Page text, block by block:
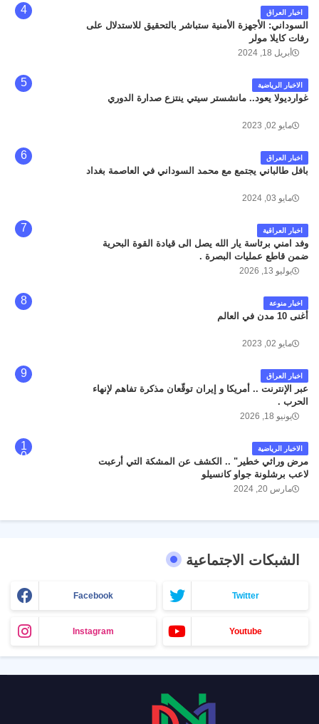
اخبار العراق
السوداني: الأجهزة الأمنية ستباشر بالتحقيق للاستدلال على
رفات كايلا مولر
أبريل 18, 2024
الاخبار الرياضية
غوارديولا يعود.. مانشستر سيتي ينتزع صدارة الدوري
مايو 02, 2023
اخبار العراق
بافل طالباني يجتمع مع محمد السوداني في العاصمة بغداد
مايو 03, 2024
اخبار العراقية
وفد امني برئاسة يار الله يصل الى قيادة القوة البحرية
ضمن قاطع عمليات البصرة .
يوليو 13, 2026
اخبار منوعة
أغنى 10 مدن في العالم
مايو 02, 2023
اخبار العراق
عبر الإنترنت .. أمريكا و إيران توقّعان مذكرة تفاهم لإنهاء
الحرب .
يونيو 18, 2026
الاخبار الرياضية
مرض وراثي خطير" .. الكشف عن المشكة التي أرعبت
لاعب برشلونة جواو كانسيلو
مارس 20, 2024
الشبكات الاجتماعية
Facebook Twitter
Instagram Youtube